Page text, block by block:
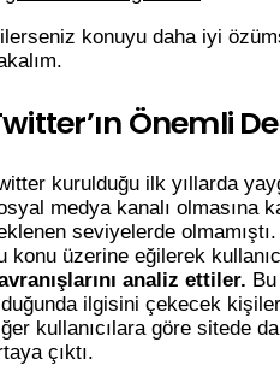
konuyu daha iyi
Önemli
kurulduğu ilk yıllarda
medya kanalı olmasına
seviyelerde
konu üzerine eğilerek
analiz ettiler.
ilgisini çekecek
kullanıcılara göre sitede
çıktı.